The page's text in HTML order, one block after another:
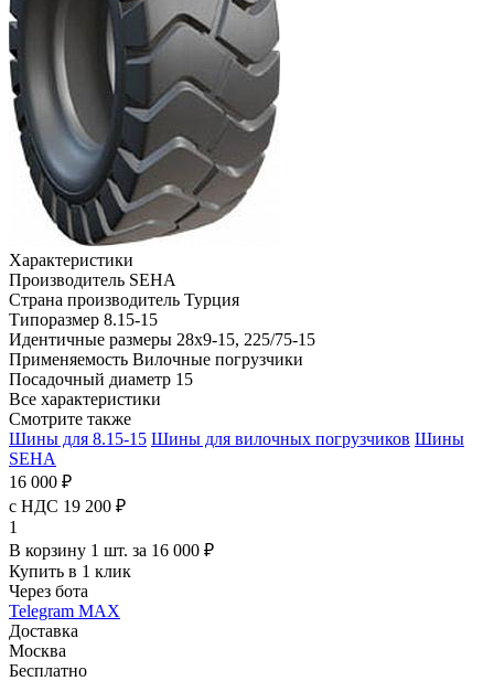
Характеристики
Производитель SEHA
Страна производитель Турция
Типоразмер 8.15-15
Идентичные размеры 28x9-15, 225/75-15
Применяемость Вилочные погрузчики
Посадочный диаметр 15
Все характеристики
Смотрите также
Шины для 8.15-15 Шины для вилочных погрузчиков Шины
SEHA
16 000 ₽
с НДС 19 200 ₽
1
В корзину 1 шт. за 16 000 ₽
Купить в 1 клик
Через бота
Telegram MAX
Доставка
Москва
Бесплатно